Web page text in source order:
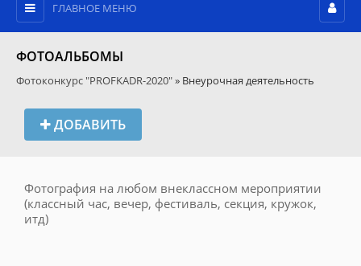
ГЛАВНОЕ МЕНЮ
ФОТОАЛЬБОМЫ
Фотоконкурс "PROFKADR-2020"» Внеурочная деятельность
ДОБАВИТЬ
Фотография на любом внеклассном мероприятии
(классный час, вечер, фестиваль, секция, кружок,
итд)